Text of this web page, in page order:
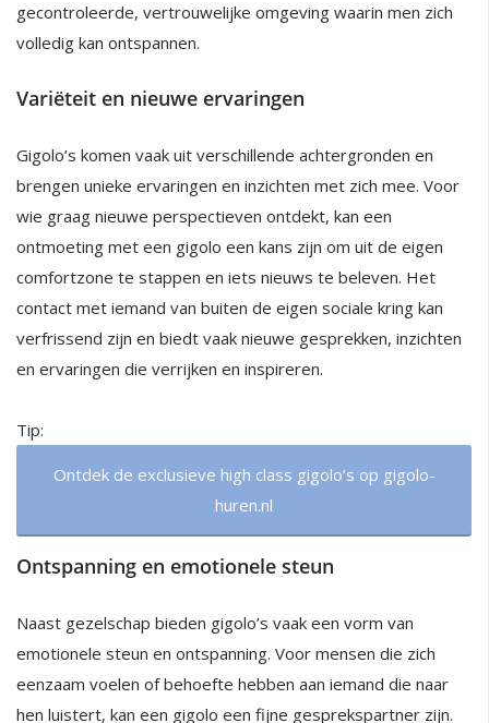
gecontroleerde, vertrouwelijke omgeving waarin men zich
volledig kan ontspannen.
Variëteit en nieuwe ervaringen
Gigolo’s komen vaak uit verschillende achtergronden en
brengen unieke ervaringen en inzichten met zich mee. Voor
wie graag nieuwe perspectieven ontdekt, kan een
ontmoeting met een gigolo een kans zijn om uit de eigen
comfortzone te stappen en iets nieuws te beleven. Het
contact met iemand van buiten de eigen sociale kring kan
verfrissend zijn en biedt vaak nieuwe gesprekken, inzichten
en ervaringen die verrijken en inspireren.
Tip:
Ontdek de exclusieve high class gigolo’s op gigolo-
huren.nl
Ontspanning en emotionele steun
Naast gezelschap bieden gigolo’s vaak een vorm van
emotionele steun en ontspanning. Voor mensen die zich
eenzaam voelen of behoefte hebben aan iemand die naar
hen luistert, kan een gigolo een fijne gesprekspartner zijn.